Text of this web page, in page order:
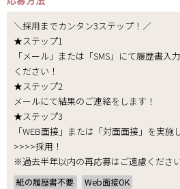
＼採用までカンタン3ステップ！／
★ステップ1
「メール」または「SMS」にて履歴書入
ください！
★ステップ2
メールにて結果のご連絡をします！
★ステップ3
「WEB面接」または「対面面接」を実施
>>>>採用！
※過去半年以内の再応募はご遠慮くださ
紙の履歴書不要 Web面接OK